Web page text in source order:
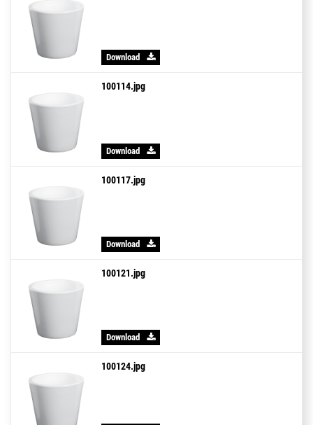
Download
100114.jpg
Download
100117.jpg
Download
100121.jpg
Download
100124.jpg